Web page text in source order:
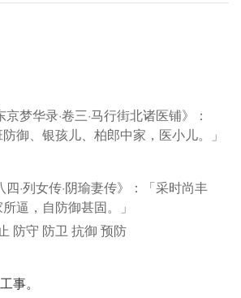
京梦华录·卷三·马行街北诸医铺》：
防御、银孩儿、柏郎中家，医小儿。」
四·列女传·阴瑜妻传》：「采时尚丰
逼，自防御甚固。」
防守 防卫 抗御 预防
事。